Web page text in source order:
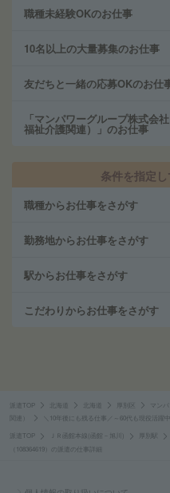
職種未経験OKのお仕事
10名以上の大量募集のお仕事
友だちと一緒の応募OKのお仕
「マンパワーグループ株式
福祉介護関連）」のお仕事
条件を指定
職種からお仕事をさがす
勤務地からお仕事をさがす
駅からお仕事をさがす
こだわりからお仕事をさがす
派遣TOP 北海道 北海道 厚別区
マン
関連）
＼10年後にも残る仕事／～60代も現役活躍
派遣TOP ＪＲ函館本線(函館－旭川) 厚別駅
（108364619）の派遣の仕事詳細